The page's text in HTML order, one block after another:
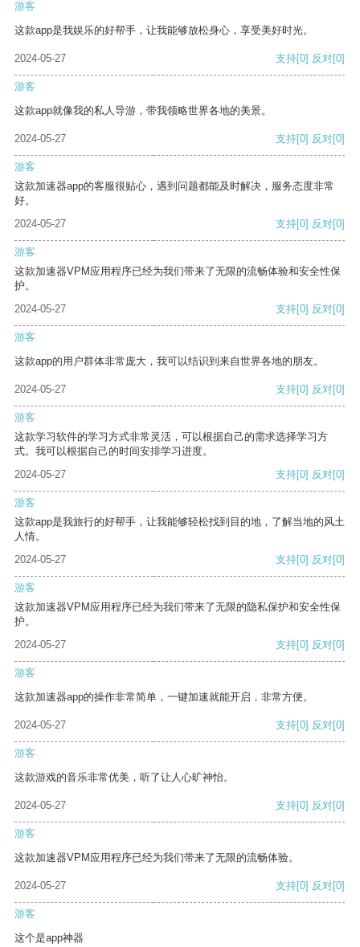
游客
这款app是我娱乐的好帮手，让我能够放松身心，享受美好时光。
2024-05-27 支持[0] 反对[0]
游客
这款app就像我的私人导游，带我领略世界各地的美景。
2024-05-27 支持[0] 反对[0]
游客
这款加速器app的客服很贴心，遇到问题都能及时解决，服务态度非常
好。
2024-05-27
支持[0] 反对[0]
游客
这款加速器VPM应用程序已经为我们带来了无限的流畅体验和安全性保
护。
2024-05-27
支持[0] 反对[0]
游客
这款app的用户群体非常庞大，我可以结识到来自世界各地的朋友。
2024-05-27 支持[0] 反对[0]
游客
这款学习软件的学习方式非常灵活，可以根据自己的需求选择学习方
式。我可以根据自己的时间安排学习进度。
2024-05-27
支持[0] 反对[0]
游客
这款app是我旅行的好帮手，让我能够轻松找到目的地，了解当地的风土
人情。
2024-05-27
支持[0] 反对[0]
游客
这款加速器VPM应用程序已经为我们带来了无限的隐私保护和安全性保
护。
2024-05-27
支持[0] 反对[0]
游客
这款加速器app的操作非常简单，一键加速就能开启，非常方便。
2024-05-27 支持[0] 反对[0]
游客
这款游戏的音乐非常优美，听了让人心旷神怡。
2024-05-27 支持[0] 反对[0]
游客
这款加速器VPM应用程序已经为我们带来了无限的流畅体验。
2024-05-27 支持[0] 反对[0]
游客
这个是app神器